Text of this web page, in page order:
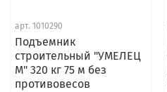
арт. 1010290
Подъемник
строительный "УМЕЛЕЦ
М" 320 кг 75 м без
противовесов